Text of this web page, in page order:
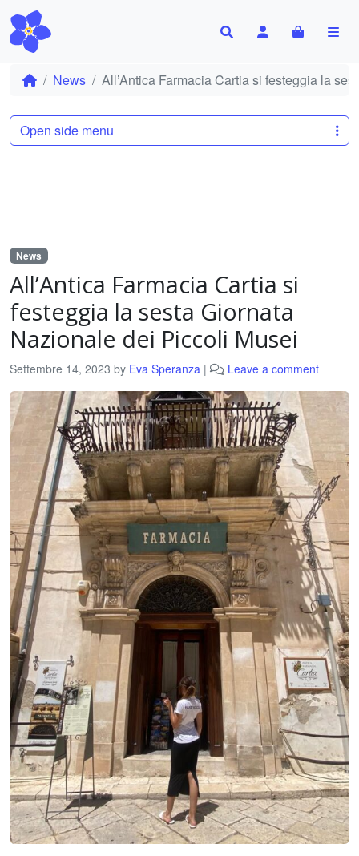
Search AccountCart
News All’Antica Farmacia Cartia si festeggia la
News
All’Antica Farmacia Cartia si
festeggia la sesta Giornata
Nazionale dei Piccoli Musei
Settembre 14, 2023 by Eva Speranza | Leave a comment
Open side menu